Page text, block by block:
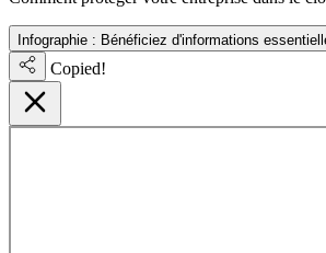
Infographie : Bénéficiez d'informations
Copied!